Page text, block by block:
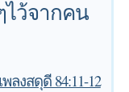
ไว้จากคน
พลงสดุดี 84:11-12